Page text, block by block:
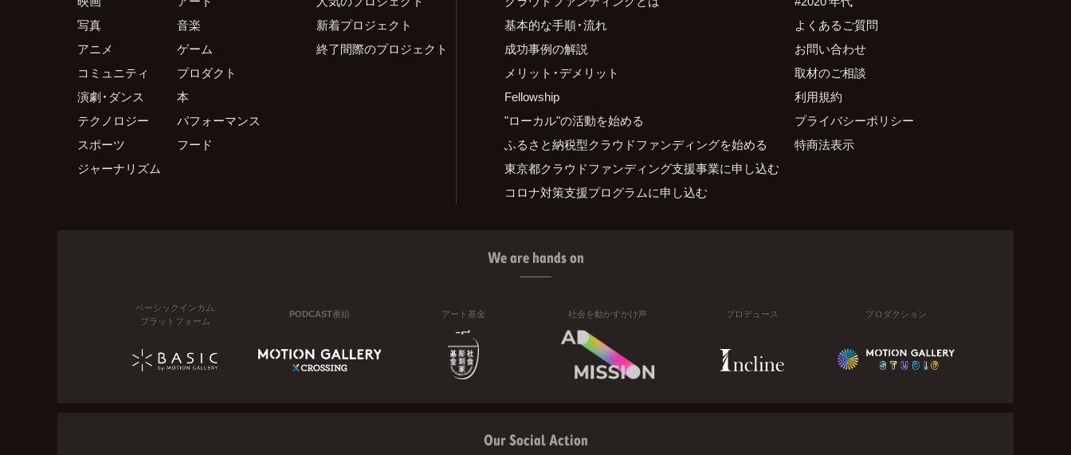
写真
音楽
アニメ
ゲーム
コミュニティ
プロダクト
演劇・ダンス
本
テクノロジー
パフォーマンス
スポーツ
フード
ジャーナリズム
新着プロジェクト
終了間際のプロジェクト
基本的な手順・流れ
成功事例の解説
メリット・デメリット
Fellowship
"ローカル"の活動を始める
ふるさと納税型クラウドファンディングを始める
東京都クラウドファンディング支援事業に申し込む
コロナ対策支援プログラムに申し込む
よくあるご質問
お問い合わせ
取材のご相談
利用規約
プライバシーポリシー
特商法表示
We are hands on
ベーシックインカム
プラットフォーム
PODCAST番組 アート基金 社会を動かすかけ声 プロデュース プロダクション
Our Social Action